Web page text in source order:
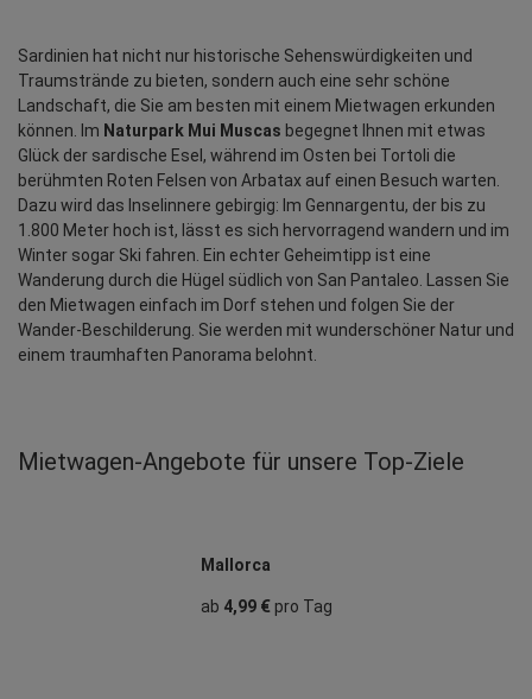
Sardinien hat nicht nur historische Sehenswürdigkeiten und
Traumstrände zu bieten, sondern auch eine sehr schöne
Landschaft, die Sie am besten mit einem Mietwagen erkunden
können. Im Naturpark Mui Muscas begegnet Ihnen mit etwas
Glück der sardische Esel, während im Osten bei Tortoli die
berühmten Roten Felsen von Arbatax auf einen Besuch warten.
Dazu wird das Inselinnere gebirgig: Im Gennargentu, der bis zu
1.800 Meter hoch ist, lässt es sich hervorragend wandern und im
Winter sogar Ski fahren. Ein echter Geheimtipp ist eine
Wanderung durch die Hügel südlich von San Pantaleo. Lassen Sie
den Mietwagen einfach im Dorf stehen und folgen Sie der
Wander-Beschilderung. Sie werden mit wunderschöner Natur und
einem traumhaften Panorama belohnt.
Mietwagen‑Angebote für unsere Top‑Ziele
Mallorca
ab 4,99 €pro Tag